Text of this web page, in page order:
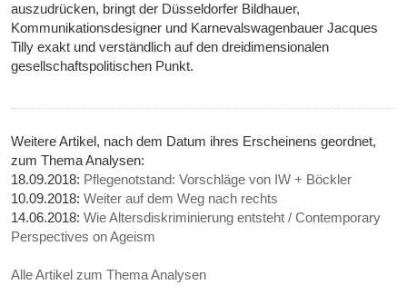
auszudrücken, bringt der Düsseldorfer Bildhauer,
Kommunikationsdesigner und Karnevalswagenbauer Jacques
Tilly exakt und verständlich auf den dreidimensionalen
gesellschaftspolitischen Punkt.
Weitere Artikel, nach dem Datum ihres Erscheinens geordnet,
zum Thema Analysen:
18.09.2018: Pflegenotstand: Vorschläge von IW + Böckler
10.09.2018:Weiter auf dem Weg nach rechts
14.06.2018:Wie Altersdiskriminierung entsteht / Contemporary
Perspectives on Ageism
Alle Artikel zum Thema Analysen